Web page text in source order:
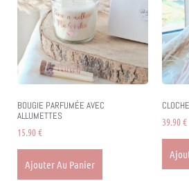
BOUGIE PARFUMÉE AVEC
ALLUMETTES
15.90€
Ajouter Au Panier
39.90€